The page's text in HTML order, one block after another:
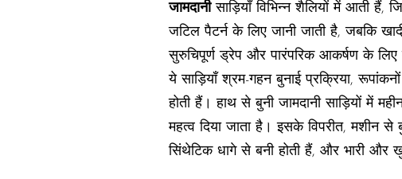
जामदानीसाड़ियाँ विभिन्न शैलियों में आती हैं,
जटिल पैटर्न के लिए जानी जाती है, जबकि
सुरुचिपूर्ण ड्रेप और पारंपरिक आकर्षण के
ये साड़ियाँ श्रम-गहन बुनाई प्रक्रिया,
होती हैं। हाथ से बुनी जामदानी साड़ियों में
महत्व दिया जाता है। इसके विपरीत, मशीन से
सिंथेटिक धागे से बनी होती हैं, और भारी और